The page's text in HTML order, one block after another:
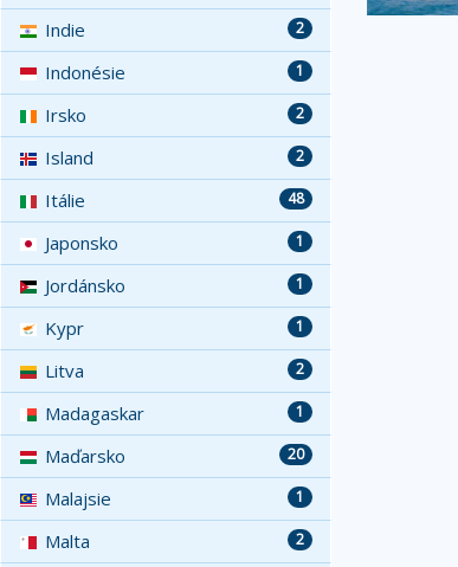
2
Indie
1
Indonésie
2
Irsko
2
Island
48
Itálie
1
Japonsko
1
Jordánsko
1
Kypr
2
Litva
1
Madagaskar
20
Maďarsko
1
Malajsie
2
Malta